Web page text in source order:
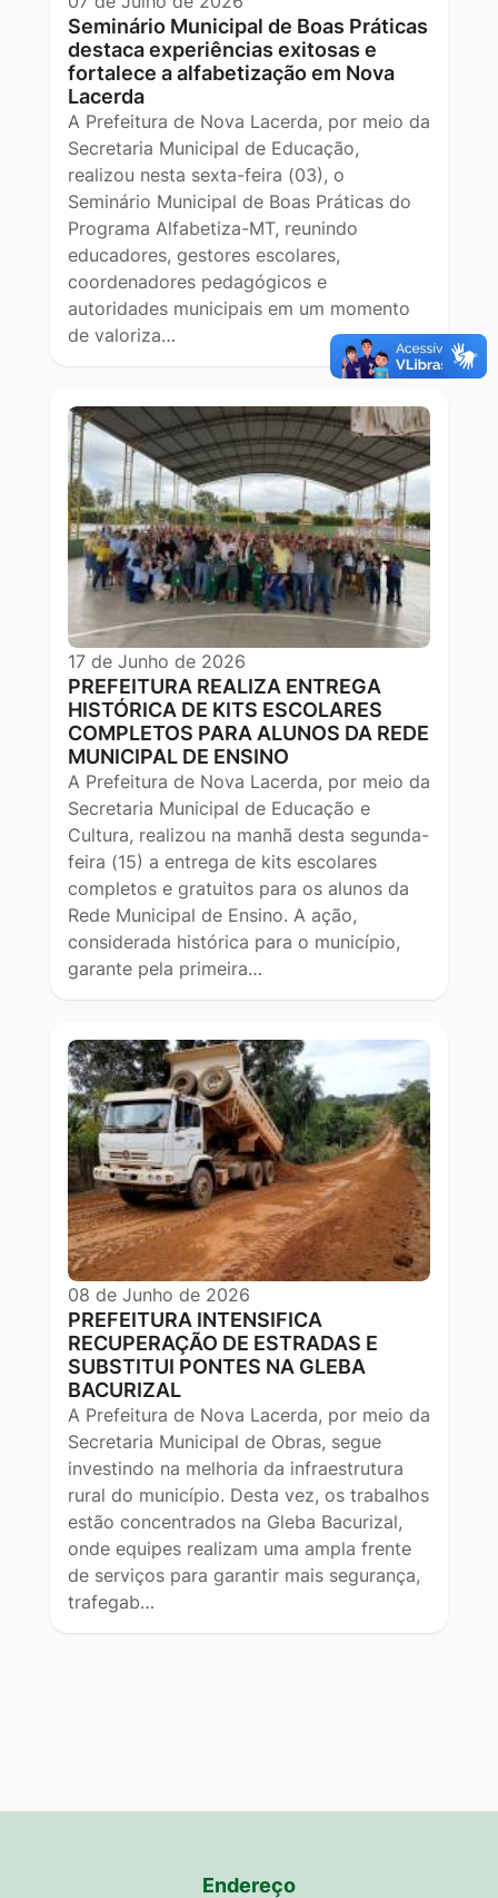
Seminário Municipal de Boas Práticas
destaca experiências exitosas e
fortalece a alfabetização em Nova
Lacerda
A Prefeitura de Nova Lacerda, por meio da
Secretaria Municipal de Educação,
realizou nesta sexta-feira (03), o
Seminário Municipal de Boas Práticas do
Programa Alfabetiza-MT, reunindo
educadores, gestores escolares,
coordenadores pedagógicos e
autoridades municipais em um momento
de valoriza…
17 de Junho de 2026
PREFEITURA REALIZA ENTREGA
HISTÓRICA DE KITS ESCOLARES
COMPLETOS PARA ALUNOS DA REDE
MUNICIPAL DE ENSINO
A Prefeitura de Nova Lacerda, por meio da
Secretaria Municipal de Educação e
Cultura, realizou na manhã desta segunda-
feira (15) a entrega de kits escolares
completos e gratuitos para os alunos da
Rede Municipal de Ensino. A ação,
considerada histórica para o município,
garante pela primeira…
08 de Junho de 2026
PREFEITURA INTENSIFICA
RECUPERAÇÃO DE ESTRADAS E
SUBSTITUI PONTES NA GLEBA
BACURIZAL
A Prefeitura de Nova Lacerda, por meio da
Secretaria Municipal de Obras, segue
investindo na melhoria da infraestrutura
rural do município. Desta vez, os trabalhos
estão concentrados na Gleba Bacurizal,
onde equipes realizam uma ampla frente
de serviços para garantir mais segurança,
trafegab…
Endereço